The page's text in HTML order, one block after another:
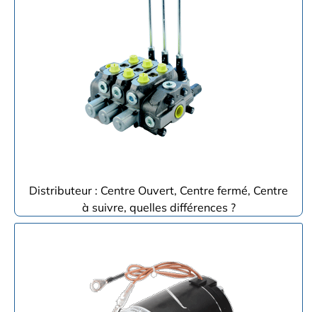
Distributeur : Centre Ouvert, Centre fermé, Centre
à suivre, quelles différences ?